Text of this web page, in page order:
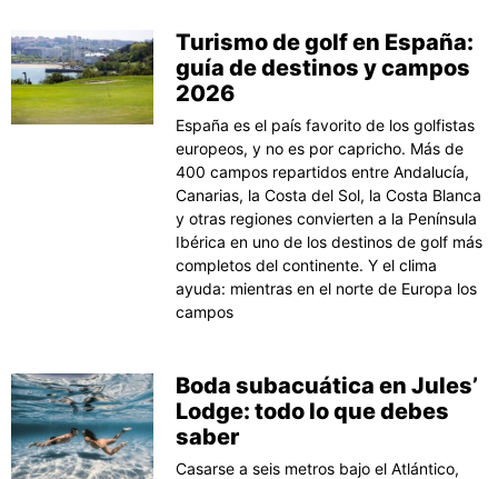
Turismo de golf en España:
guía de destinos y campos
2026
España es el país favorito de los golfistas
europeos, y no es por capricho. Más de
400 campos repartidos entre Andalucía,
Canarias, la Costa del Sol, la Costa Blanca
y otras regiones convierten a la Península
Ibérica en uno de los destinos de golf más
completos del continente. Y el clima
ayuda: mientras en el norte de Europa los
campos
Boda subacuática en Jules’
Lodge: todo lo que debes
saber
Casarse a seis metros bajo el Atlántico,